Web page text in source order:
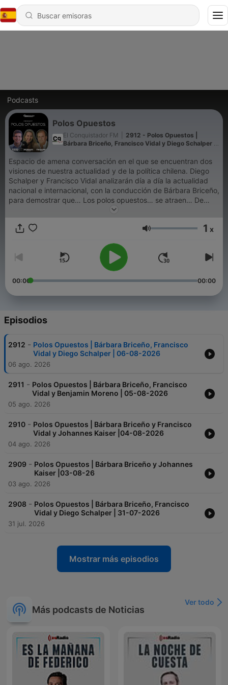
Podcasts
Polos Opuestos
El Conquistador FM
2912 - Polos Opuestos |
Bárbara Briceño, Francisco Vidal y Diego Schalper |
Espacio de amena conversación en el que se encuentran dos
visiones de nuestra actualidad y de la política chilena. Diego
Schalper y Francisco Vidal analizarán día a día la actualidad
nacional e internacional, con la conducción de Bárbara Briceño,
para demostrar que… Los polos opuestos… se atraen… De
lunes a viernes, a las 17:00 horas y a través de nuestra señal
Conquistador… en Polos Opuestos”.
Conviértete en un supporter de este podcast:
https://www.spreaker.com/podcast/polos-opuestos-
Volumen 1 x
00:00 00:00
Episodios
2912 - Polos Opuestos | Bárbara Briceño, Francisco
Vidal y Diego Schalper | 06-08-2026
06 ago. 2026
2911 - Polos Opuestos | Bárbara Briceño, Francisco
Vidal y Benjamin Moreno | 05-08-2026
05 ago. 2026
2910 - Polos Opuestos | Bárbara Briceño y Francisco
Vidal y Johannes Kaiser |04-08-2026
04 ago. 2026
2909 - Polos Opuestos | Bárbara Briceño y Johannes
Kaiser |03-08-26
03 ago. 2026
2908 - Polos Opuestos | Bárbara Briceño, Francisco
Vidal y Diego Schalper | 31-07-2026
31 jul. 2026
Mostrar más episodios
Más podcasts de Noticias
Ver todo